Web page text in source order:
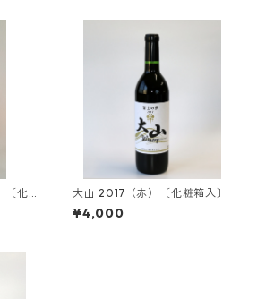
化粧
大山 2017（赤）〔化粧箱入〕
¥4,000